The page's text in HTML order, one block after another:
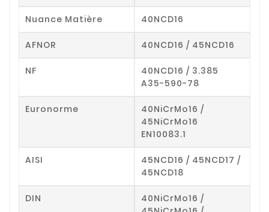
Nuance Matière 40NCD16
AFNOR 40NCD16 / 45NCD16
NF
40NCD16 / 3.385
A35-590-78
Euronorme
40NiCrMo16 /
45NiCrMo16
EN10083.1
AISI
45NCD16 / 45NCD17 /
45NCD18
DIN
40NiCrMo16 /